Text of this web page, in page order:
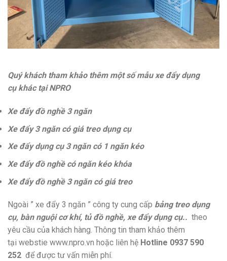
Quý khách tham khảo thêm một số mẫu xe đẩy dụng
cụ khác tại NPRO
Xe đẩy đồ nghề 3 ngăn
Xe đẩy 3 ngăn có giá treo dụng cụ
Xe đẩy dụng cụ 3 ngăn có 1 ngăn kéo
Xe đẩy đồ nghề có ngăn kéo khóa
Xe đẩy đồ nghề 3 ngăn có giá treo
Ngoài ” xe đẩy 3 ngăn ” công ty cung cấp bảng treo dụng
cụ, bàn nguội cơ khí, tủ đồ nghề, xe đẩy dụng cụ.. theo
yêu cầu của khách hàng. Thông tin tham khảo thêm
tại webstie www.npro.vn hoặc liên hệ Hotline 0937 590
252 để được tư vấn miễn phí.